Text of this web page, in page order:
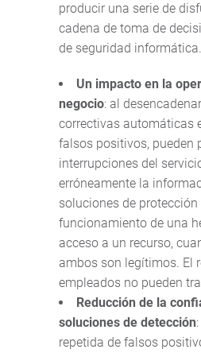
producir una serie de
cadena de toma de
de seguridad informática.
Un impacto en la
negocio: al
correctivas automáticas
falsos positivos, pueden
interrupciones del
erróneamente la
soluciones de protección
funcionamiento de una
acceso a un recurso,
ambos son legítimos. El
empleados no pueden
Reducción de la
soluciones de detección
repetida de falsos